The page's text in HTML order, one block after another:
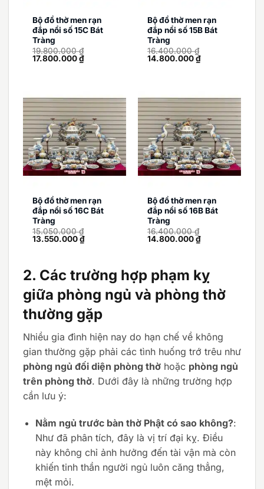
Bộ đồ thờ men rạn
đắp nổi số 15C Bát
Tràng
19.800.000₫
Giá
17.800.000₫Giá
Bộ đồ thờ men rạn
đắp nổi số 15B Bát
Tràng
16.400.000₫
Giá
14.800.000₫Giá
Bộ đồ thờ men rạn
đắp nổi số 16C Bát
Tràng
15.050.000₫
Giá
13.550.000₫Giá
13.550.000 ₫.
Bộ đồ thờ men rạn
đắp nổi số 16B Bát
Tràng
16.400.000₫
Giá
14.800.000₫Giá
2. Các trường hợp phạm kỵ
giữa phòng ngủ và phòng thờ
thường gặp
Nhiều gia đình hiện nay do hạn chế về không
gian thường gặp phải các tình huống trớ trêu như
phòng ngủ đối diện phòng thờ hoặc phòng ngủ
trên phòng thờ. Dưới đây là những trường hợp
cần lưu ý:
Nằm ngủ trước bàn thờ Phật có sao không?:
Như đã phân tích, đây là vị trí đại kỵ. Điều
này không chỉ ảnh hưởng đến tài vận mà còn
khiến tinh thần người ngủ luôn căng thẳng,
mệt mỏi.